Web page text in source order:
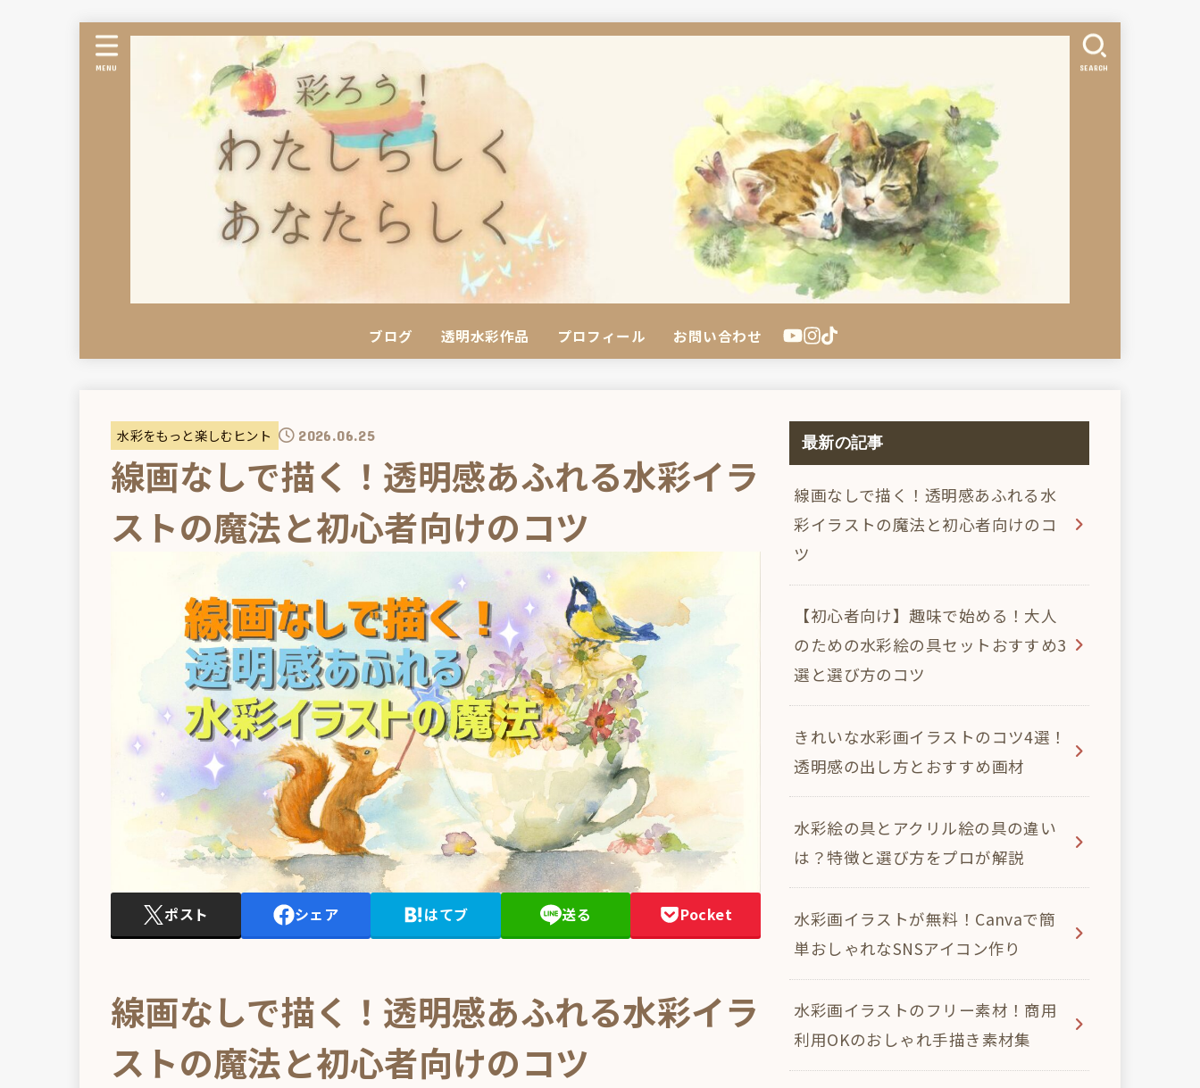
ブログ 透明水彩作品 プロフィール お問い合わせ
SEARCH
MENU
水彩をもっと楽しむヒント 2026.06.25
線画なしで描く！透明感あふれる水彩イラ
ストの魔法と初心者向けのコツ
ポスト シェア はてブ 送る Pocket
線画なしで描く！透明感あふれる水彩イラ
ストの魔法と初心者向けのコツ
最新の記事
線画なしで描く！透明感あふれる水
彩イラストの魔法と初心者向けのコ
ツ
【初心者向け】趣味で始める！大人
のための水彩絵の具セットおすすめ3
選と選び方のコツ
きれいな水彩画イラストのコツ4選！
透明感の出し方とおすすめ画材
水彩絵の具とアクリル絵の具の違い
は？特徴と選び方をプロが解説
水彩画イラストが無料！Canvaで簡
単おしゃれなSNSアイコン作り
水彩画イラストのフリー素材！商用
利用OKのおしゃれ手描き素材集